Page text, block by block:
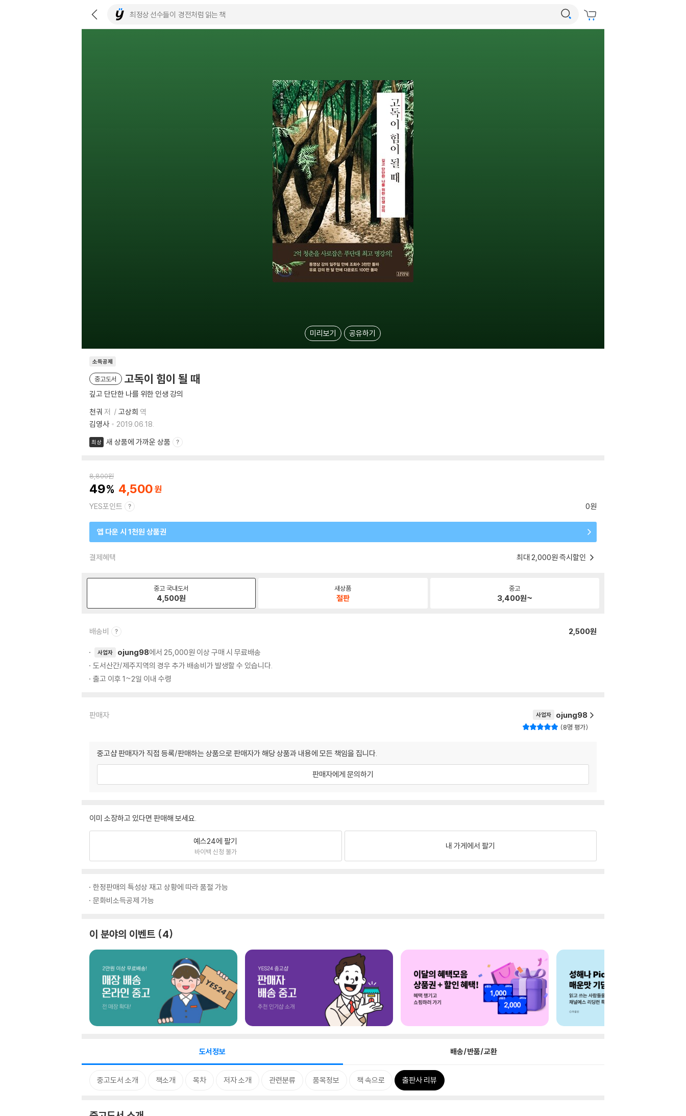
미리보기 공유하기
소득공제
중고도서 고독이 힘이 될 때
깊고 단단한 나를 위한 인생 강의
천궈 저 고상희 역
김영사
2019.06.18.
최상 새 상품에 가까운 상품
8,800원
49 4,500
YES포인트 0원
앱 다운 시 1천원 상품권
결제혜택 최대 2,000원 즉시할인
중고 국내도서
4,500원
새상품
절판
중고
3,400원~
배송비 2,500원
사업자 ojung98에서 25,000원 이상 구매 시 무료배송
도서산간/제주지역의 경우 추가 배송비가 발생할 수 있습니다.
출고 이후 1~2일 이내 수령
판매자 사업자 ojung98
8명 평가
중고샵 판매자가 직접 등록/판매하는 상품으로 판매자가 해당 상품과 내용에 모든 책임을 집니다.
판매자에게 문의하기
이미 소장하고 있다면 판매해 보세요.
예스24에 팔기
바이백 신청 불가
내 가게에서 팔기
한정판매의 특성상 재고 상황에 따라 품절 가능
문화비소득공제 가능
이 분야의 이벤트 4
도서정보 배송/반품/교환
중고도서 소개 책소개 목차 저자 소개 관련분류 품목정보 책 속으로 출판사 리뷰